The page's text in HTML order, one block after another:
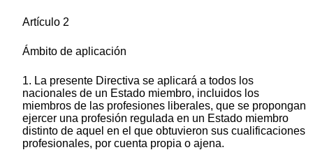
Artículo 2
Ámbito de aplicación
1. La presente Directiva se aplicará a todos los
nacionales de un Estado miembro, incluidos los
miembros de las profesiones liberales, que se propongan
ejercer una profesión regulada en un Estado miembro
distinto de aquel en el que obtuvieron sus cualificaciones
profesionales, por cuenta propia o ajena.